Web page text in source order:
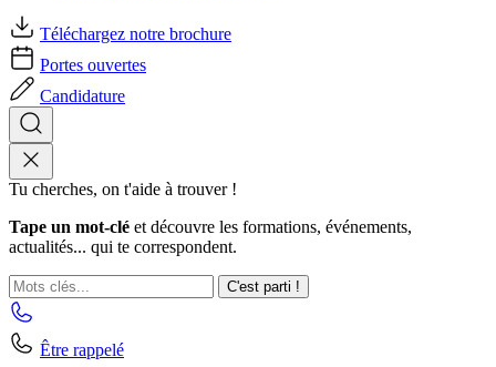
Téléchargez notre brochure
Portes ouvertes
Candidature
Tu cherches, on t'aide à trouver !
Tape un mot-clé et découvre les formations, événements,
actualités... qui te correspondent.
C'est parti !
Être rappelé